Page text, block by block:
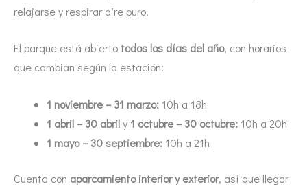
relajarse y respirar aire puro.
El parque está abierto todos los días del año, con horarios
que cambian según la estación:
1 noviembre – 31 marzo: 10h a 18h
1 abril – 30 abrily1 octubre – 30 octubre: 10h a 20h
1 mayo – 30 septiembre: 10h a 21h
Cuenta con aparcamiento interior y exterior, así que llegar